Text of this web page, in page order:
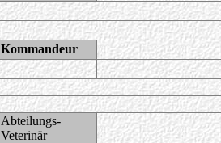
Kommandeur
Abteilungs-
Veterinär